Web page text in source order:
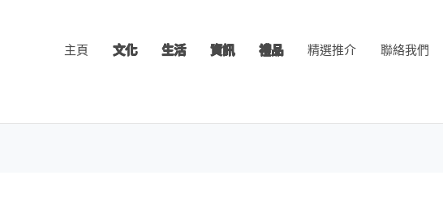
主頁 文化 生活 資訊 禮品 精選推介 聯絡我們